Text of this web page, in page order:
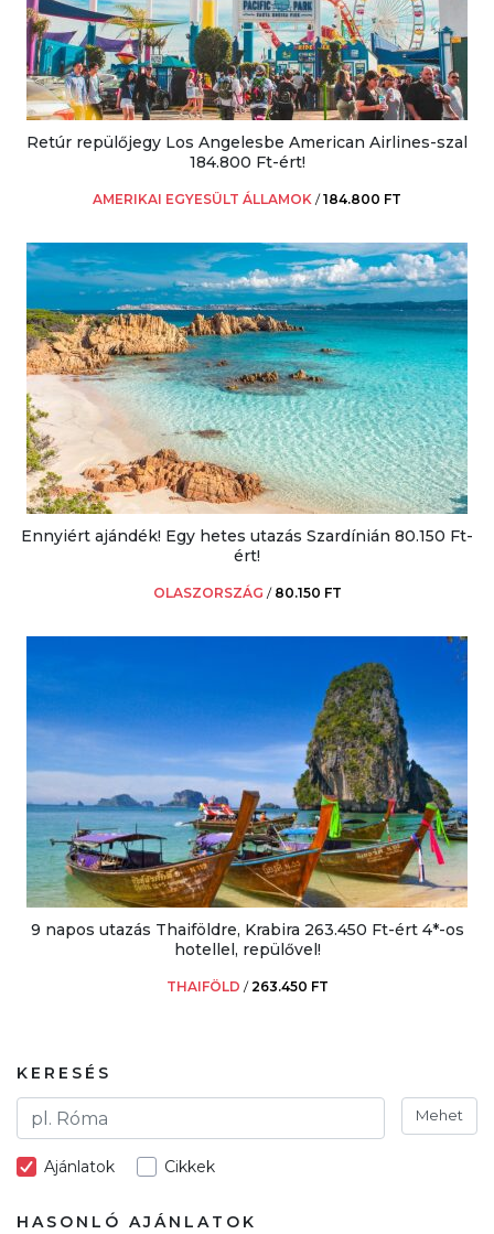
Retúr repülőjegy Los Angelesbe American Airlines-szal
184.800 Ft-ért!
AMERIKAI EGYESÜLT ÁLLAMOK /184.800 FT
Ennyiért ajándék! Egy hetes utazás Szardínián 80.150 Ft-
ért!
OLASZORSZÁG / 80.150 FT
9 napos utazás Thaiföldre, Krabira 263.450 Ft-ért 4*-os
hotellel, repülővel!
THAIFÖLD /263.450 FT
KERESÉS
Mehet
Ajánlatok Cikkek
HASONLÓ AJÁNLATOK